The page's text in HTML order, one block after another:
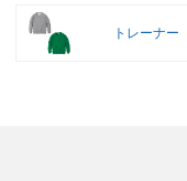
トレーナー